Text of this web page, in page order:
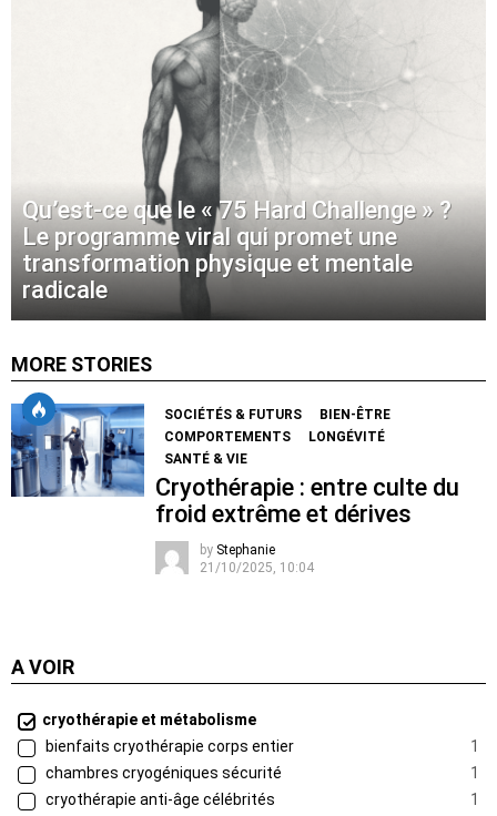
Qu’est-ce que le « 75 Hard Challenge » ?
Le programme viral qui promet une
transformation physique et mentale
radicale
MORE STORIES
SOCIÉTÉS & FUTURS
BIEN-ÊTRE
COMPORTEMENTS
LONGÉVITÉ
SANTÉ & VIE
Cryothérapie : entre culte du
froid extrême et dérives
by Stephanie
21/10/2025, 10:04
A VOIR
cryothérapie et métabolisme
bienfaits cryothérapie corps entier
1
chambres cryogéniques sécurité
1
cryothérapie anti-âge célébrités
1